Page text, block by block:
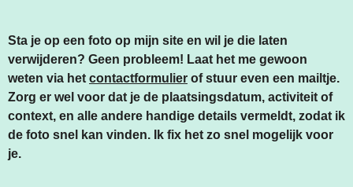
Sta je op een foto op mijn site en wil je die laten
verwijderen? Geen probleem! Laat het me gewoon
weten via het contactformulier of stuur even een mailtje.
Zorg er wel voor dat je de plaatsingsdatum, activiteit of
context, en alle andere handige details vermeldt, zodat ik
de foto snel kan vinden. Ik fix het zo snel mogelijk voor
je.